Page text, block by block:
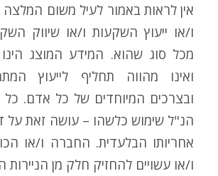
אין לראות באמור לעיל משום המלצה
ו/או ייעוץ השקעות ו/או שיווק
מכל סוג שהוא. המידע המוצג
ואינו מהווה תחליף לייעוץ
ובצרכים המיוחדים של כל אדם.
הנ"ל שימוש כלשהו – עושה זאת על
אחריותו הבלעדית. החברה ו/או
ו/או עשויים להחזיק חלק מן הניירות